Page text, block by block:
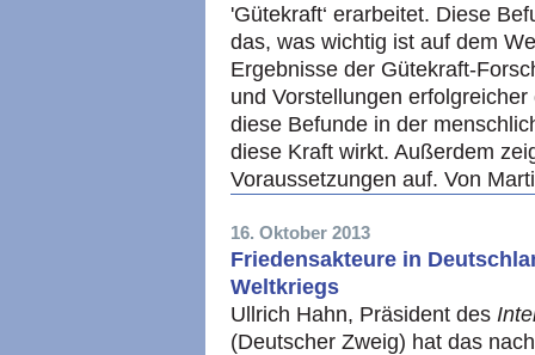
'Gütekraft‘ erarbeitet. Diese
das, was wichtig ist auf dem
Ergebnisse der Gütekraft-
und Vorstellungen
diese Befunde in der
diese Kraft wirkt. Außerdem
Voraussetzungen auf. Von
16. Oktober 2013
Friedensakteure in
Weltkriegs
Ullrich Hahn, Präsident des
(Deutscher Zweig) hat das